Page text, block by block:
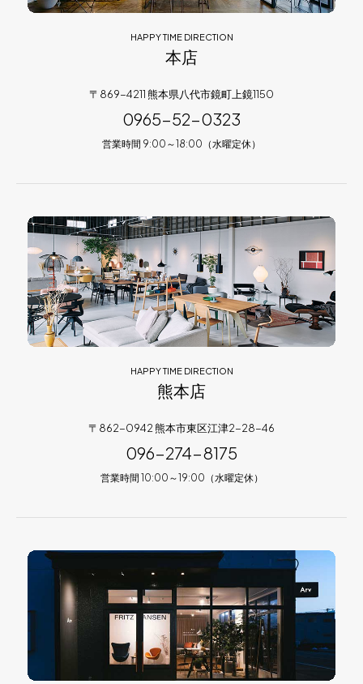
HAPPY TIME DIRECTION
本店
〒869-4211 熊本県八代市鏡町上鏡1150
0965-52-0323
営業時間 9:00～18:00（水曜定休）
HAPPY TIME DIRECTION
熊本店
〒862-0942 熊本市東区江津2-28-46
096-274-8175
営業時間 10:00～19:00（水曜定休）